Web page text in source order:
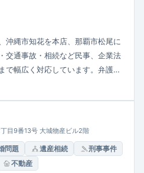
沖縄市知花を本店、那覇市松尾に
交通事故・相続など民事、企業法
で幅広く対応しています。弁護士
大嶺ゆいな等複数在籍。県外案件
スを取っており、費用ページも
目9番13号 大城物産ビル2階
問題 遺産相続
刑事事件
不動産